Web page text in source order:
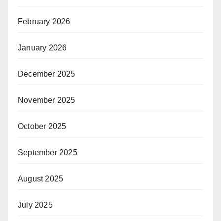
February 2026
January 2026
December 2025
November 2025
October 2025
September 2025
August 2025
July 2025